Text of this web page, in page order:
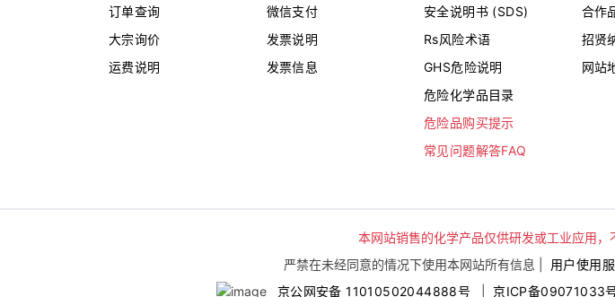
订单查询
大宗询价
运费说明
微信支付
发票说明
发票信息
安全说明书 (SDS)
Rs风险术语
GHS危险说明
危险化学品目录
危险品购买提示
常见问题解答FAQ
合作
招贤
网站
本网站销售的化学产品仅供研发或工业应用，
严禁在未经同意的情况下使用本网站所有信息 |
用户使用
京公网安备 11010502044888号
京ICP备09071033